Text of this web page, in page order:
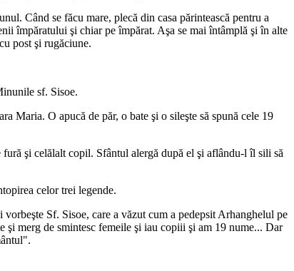
Când se făcu mare, plecă din casa părintească pentru a
împăratului şi chiar pe împărat. Aşa se mai întâmplă şi în alte
post şi rugăciune.
sf. Sisoe.
Maria. O apucă de păr, o bate şi o sileşte să spună cele 19
şi celălalt copil. Sfântul alergă după el şi aflându-l îl sili să
celor trei legende.
Sf. Sisoe, care a văzut cum a pedepsit Arhanghelul pe
şi merg de smintesc femeile şi iau copiii şi am 19 nume... Dar